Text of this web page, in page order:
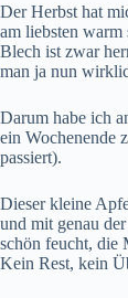
Der Herbst hat
am liebsten
Blech ist zwar
man ja nun
Darum habe ich
ein Wochenende
passiert).
Dieser kleine
und mit genau
schön feucht, die
Kein Rest, kein